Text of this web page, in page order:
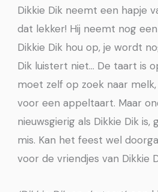
Dikkie Dik neemt een hapje
dat lekker! Hij neemt nog
Dikkie Dik hou op, je wordt
Dik luistert niet… De taart is
moet zelf op zoek naar
voor een appeltaart. Maar
nieuwsgierig als Dikkie Dik is,
mis. Kan het feest wel
voor de vriendjes van Dikkie